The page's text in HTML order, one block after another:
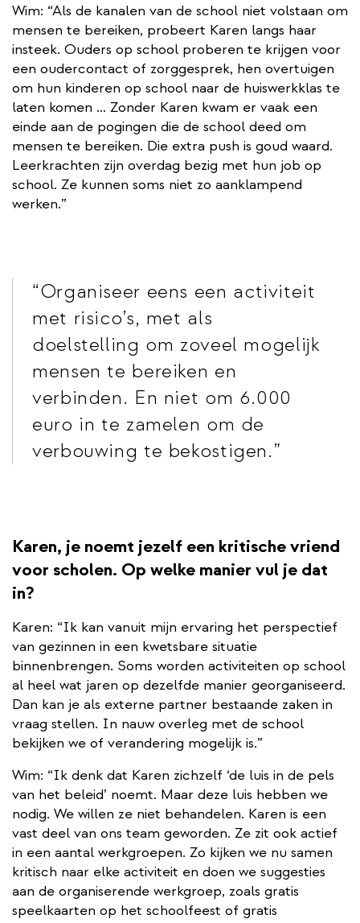
Wim: “Als de kanalen van de school niet volstaan om
mensen te bereiken, probeert Karen langs haar
insteek. Ouders op school proberen te krijgen voor
een oudercontact of zorggesprek, hen overtuigen
om hun kinderen op school naar de huiswerkklas te
laten komen … Zonder Karen kwam er vaak een
einde aan de pogingen die de school deed om
mensen te bereiken. Die extra push is goud waard.
Leerkrachten zijn overdag bezig met hun job op
school. Ze kunnen soms niet zo aanklampend
werken.”
Organiseer eens een activiteit
met risico’s, met als
doelstelling om zoveel mogelijk
mensen te bereiken en
verbinden. En niet om 6.000
euro in te zamelen om de
verbouwing te bekostigen.
Karen, je noemt jezelf een kritische vriend
voor scholen. Op welke manier vul je dat
in?
Karen: “Ik kan vanuit mijn ervaring het perspectief
van gezinnen in een kwetsbare situatie
binnenbrengen. Soms worden activiteiten op school
al heel wat jaren op dezelfde manier georganiseerd.
Dan kan je als externe partner bestaande zaken in
vraag stellen. In nauw overleg met de school
bekijken we of verandering mogelijk is.”
Wim: “Ik denk dat Karen zichzelf ‘de luis in de pels
van het beleid’ noemt. Maar deze luis hebben we
nodig. We willen ze niet behandelen. Karen is een
vast deel van ons team geworden. Ze zit ook actief
in een aantal werkgroepen. Zo kijken we nu samen
kritisch naar elke activiteit en doen we suggesties
aan de organiserende werkgroep, zoals gratis
speelkaarten op het schoolfeest of gratis